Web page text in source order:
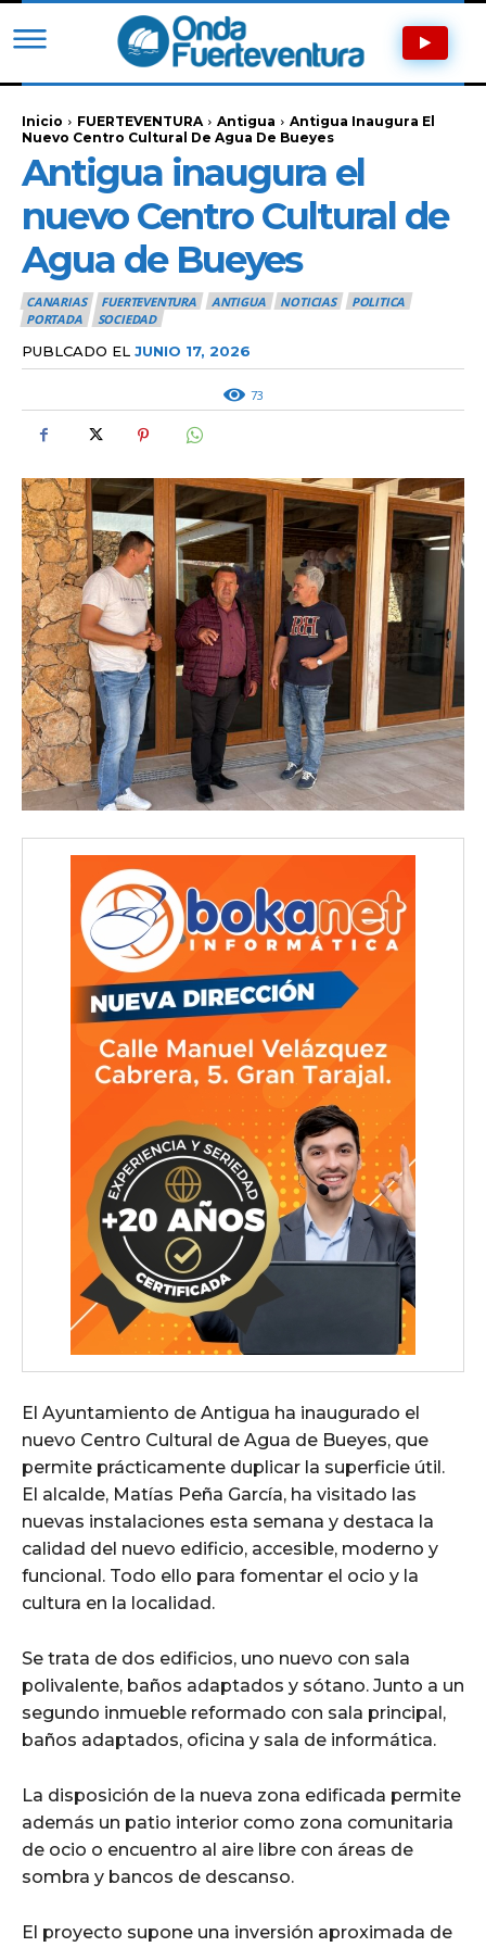
Inicio FUERTEVENTURA Antigua
Antigua Inaugura El
Nuevo Centro Cultural De Agua De Bueyes
Antigua inaugura el
nuevo Centro Cultural de
Agua de Bueyes
CANARIAS FUERTEVENTURA ANTIGUA NOTICIAS
POLITICA
PORTADA
SOCIEDAD
PUBLCADO EL JUNIO 17, 2026
73
El Ayuntamiento de Antigua ha inaugurado el
nuevo Centro Cultural de Agua de Bueyes, que
permite prácticamente duplicar la superficie útil.
El alcalde, Matías Peña García, ha visitado las
nuevas instalaciones esta semana y destaca la
calidad del nuevo edificio, accesible, moderno y
funcional. Todo ello para fomentar el ocio y la
cultura en la localidad.
Se trata de dos edificios, uno nuevo con sala
polivalente, baños adaptados y sótano. Junto a un
segundo inmueble reformado con sala principal,
baños adaptados, oficina y sala de informática.
La disposición de la nueva zona edificada permite
además un patio interior como zona comunitaria
de ocio o encuentro al aire libre con áreas de
sombra y bancos de descanso.
El proyecto supone una inversión aproximada de